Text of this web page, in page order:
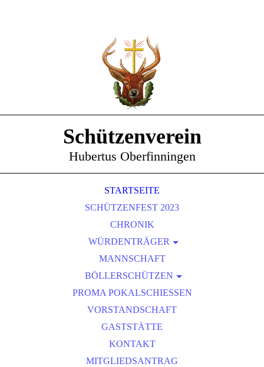
Schützenverein
Hubertus Oberfinningen
STARTSEITE
SCHÜTZENFEST 2023
CHRONIK
WÜRDENTRÄGER
SCHÜTZENKÖNIGE
VEREINSMEISTER
MANNSCHAFT
BÖLLERSCHÜTZEN
OKTOBERFEST & BÖLLERSCHIESSEN
BILDER HUBERTUSMESSE
VIDEO NEUJAHRSBÖLLERN
BILDER BÖLLER
PROMA POKALSCHIESSEN
VORSTANDSCHAFT
GASTSTÄTTE
KONTAKT
MITGLIEDSANTRAG